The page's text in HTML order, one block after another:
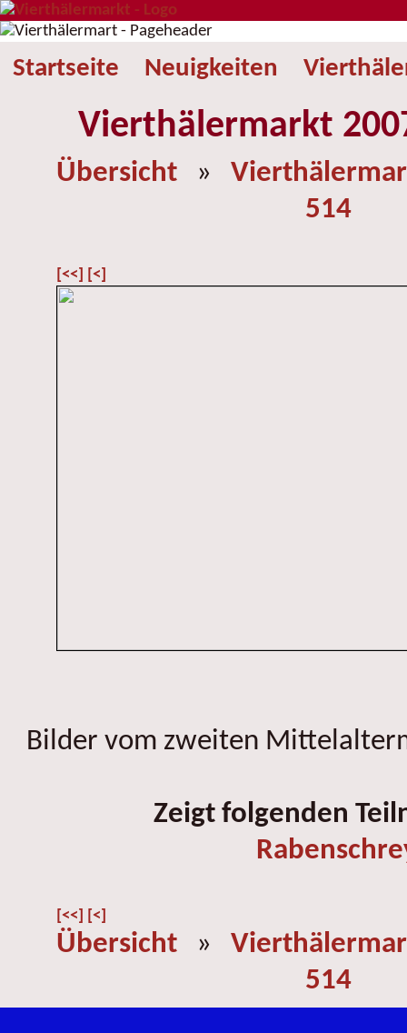
Startseite Neuigkeiten
Vierthälermarkt
Übersicht »
514
[<<] [<]
Bilder vom zweiten
Zeigt folgenden
[<<] [<]
Übersicht »
514